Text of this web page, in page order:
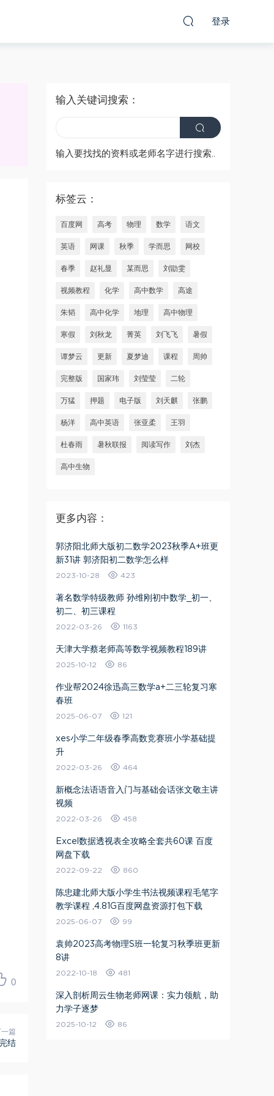
登录
0
篇
结
输入关键词搜索：
输入要找找的资料或老师名字进行搜索..
标签云：
百度网 高考 物理 数学 语文
英语 网课 秋季 学而思 网校
春季 赵礼显 某而思 刘勖雯
视频教程 化学 高中数学 高途
朱韬 高中化学 地理 高中物理
寒假 刘秋龙 菁英 刘飞飞 暑假
谭梦云 更新 夏梦迪 课程 周帅
完整版 国家玮 刘莹莹 二轮
万猛 押题 电子版 刘天麒 张鹏
杨洋 高中英语 张亚柔 王羽
杜春雨 暑秋联报 阅读写作 刘杰
高中生物
更多内容：
郭济阳北师大版初二数学2023秋季A+班更
新31讲 郭济阳初二数学怎么样
2023-10-28 423
著名数学特级教师 孙维刚初中数学_初一、
初二、初三课程
2022-03-26 1163
天津大学蔡老师高等数学视频教程189讲
2025-10-12 86
作业帮2024徐迅高三数学a+二三轮复习寒
春班
2025-06-07 121
xes小学二年级春季高数竞赛班小学基础提
升
2022-03-26 464
新概念法语语音入门与基础会话张文敬主讲
视频
2022-03-26 458
Excel数据透视表全攻略全套共60课 百度
网盘下载
2022-09-22 860
陈忠建北师大版小学生书法视频课程毛笔字
教学课程 ,4.81G百度网盘资源打包下载
2025-06-07 99
袁帅2023高考物理S班一轮复习秋季班更新
8讲
2022-10-18 481
深入剖析周云生物老师网课：实力领航，助
力学子逐梦
2025-10-12 86